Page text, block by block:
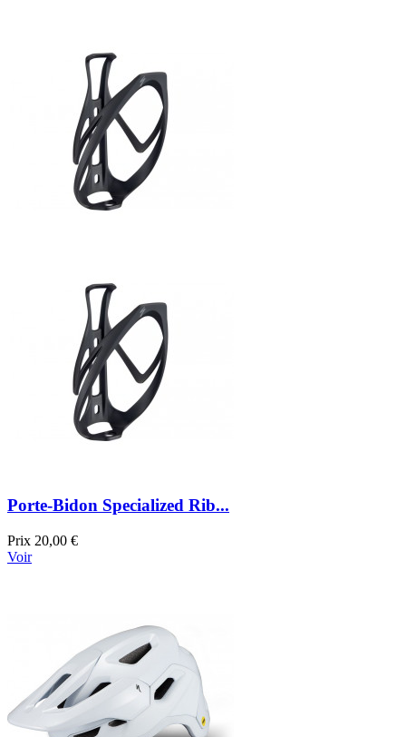
Porte-Bidon Specialized Rib...
Prix 20,00 €
Voir